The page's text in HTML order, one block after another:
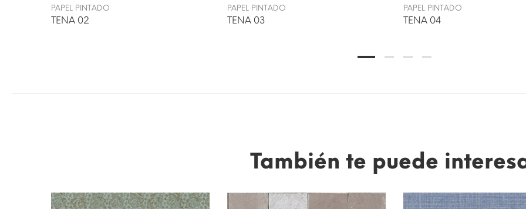
PAPEL PINTADO
TENA 02
PAPEL PINTADO
TENA 03
PAPEL PINTADO
TENA 04
También te puede